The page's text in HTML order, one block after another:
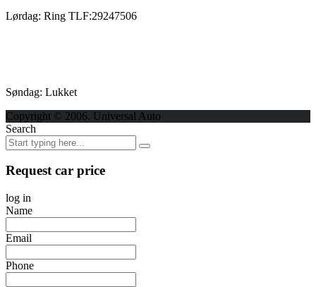
Lørdag: Ring TLF:29247506
Søndag: Lukket
Copyright © 2006. Universal Auto
Search
Request car price
log in
Name
Email
Phone